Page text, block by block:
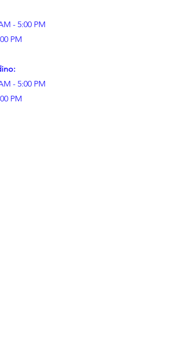
- 5:00 PM
PM
- 5:00 PM
PM